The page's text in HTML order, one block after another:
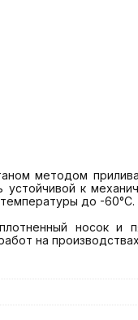
методом
к
до -60°С.
носок и
на